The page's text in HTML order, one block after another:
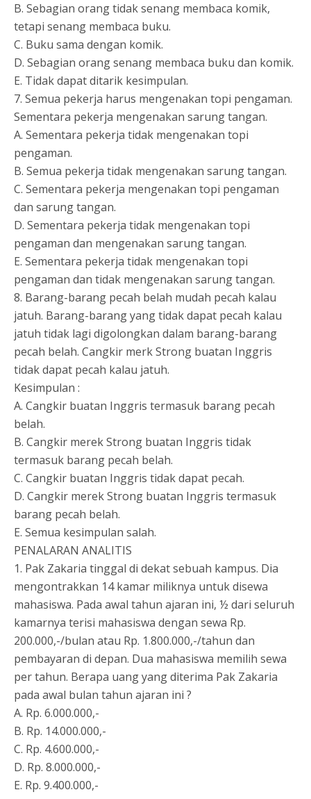
B. Sebagian orang tidak senang membaca komik,
tetapi senang membaca buku.
C. Buku sama dengan komik.
D. Sebagian orang senang membaca buku dan komik.
E. Tidak dapat ditarik kesimpulan.
7. Semua pekerja harus mengenakan topi pengaman.
Sementara pekerja mengenakan sarung tangan.
A. Sementara pekerja tidak mengenakan topi
pengaman.
B. Semua pekerja tidak mengenakan sarung tangan.
C. Sementara pekerja mengenakan topi pengaman
dan sarung tangan.
D. Sementara pekerja tidak mengenakan topi
pengaman dan mengenakan sarung tangan.
E. Sementara pekerja tidak mengenakan topi
pengaman dan tidak mengenakan sarung tangan.
8. Barang-barang pecah belah mudah pecah kalau
jatuh. Barang-barang yang tidak dapat pecah kalau
jatuh tidak lagi digolongkan dalam barang-barang
pecah belah. Cangkir merk Strong buatan Inggris
tidak dapat pecah kalau jatuh.
Kesimpulan :
A. Cangkir buatan Inggris termasuk barang pecah
belah.
B. Cangkir merek Strong buatan Inggris tidak
termasuk barang pecah belah.
C. Cangkir buatan Inggris tidak dapat pecah.
D. Cangkir merek Strong buatan Inggris termasuk
barang pecah belah.
E. Semua kesimpulan salah.
PENALARAN ANALITIS
1. Pak Zakaria tinggal di dekat sebuah kampus. Dia
mengontrakkan 14 kamar miliknya untuk disewa
mahasiswa. Pada awal tahun ajaran ini, ½ dari seluruh
kamarnya terisi mahasiswa dengan sewa Rp.
200.000,-/bulan atau Rp. 1.800.000,-/tahun dan
pembayaran di depan. Dua mahasiswa memilih sewa
per tahun. Berapa uang yang diterima Pak Zakaria
pada awal bulan tahun ajaran ini ?
A. Rp. 6.000.000,-
B. Rp. 14.000.000,-
C. Rp. 4.600.000,-
D. Rp. 8.000.000,-
E. Rp. 9.400.000,-